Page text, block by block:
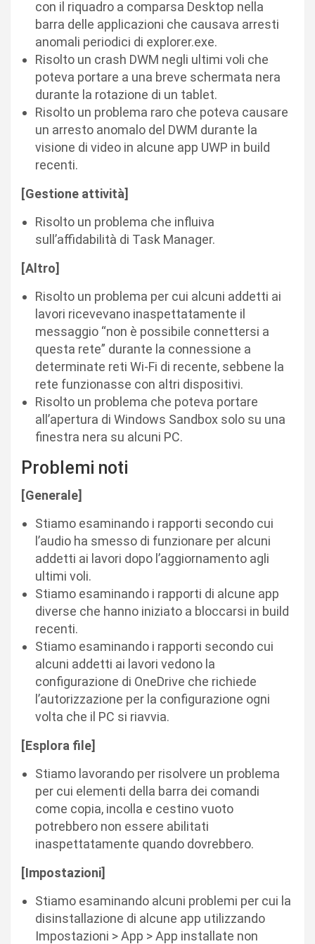
con il riquadro a comparsa Desktop nella
barra delle applicazioni che causava arresti
anomali periodici di explorer.exe.
Risolto un crash DWM negli ultimi voli che
poteva portare a una breve schermata nera
durante la rotazione di un tablet.
Risolto un problema raro che poteva causare
un arresto anomalo del DWM durante la
visione di video in alcune app UWP in build
recenti.
[Gestione attività]
Risolto un problema che influiva
sull’affidabilità di Task Manager.
[Altro]
Risolto un problema per cui alcuni addetti ai
lavori ricevevano inaspettatamente il
messaggio “non è possibile connettersi a
questa rete” durante la connessione a
determinate reti Wi-Fi di recente, sebbene la
rete funzionasse con altri dispositivi.
Risolto un problema che poteva portare
all’apertura di Windows Sandbox solo su una
finestra nera su alcuni PC.
Problemi noti
[Generale]
Stiamo esaminando i rapporti secondo cui
l’audio ha smesso di funzionare per alcuni
addetti ai lavori dopo l’aggiornamento agli
ultimi voli.
Stiamo esaminando i rapporti di alcune app
diverse che hanno iniziato a bloccarsi in build
recenti.
Stiamo esaminando i rapporti secondo cui
alcuni addetti ai lavori vedono la
configurazione di OneDrive che richiede
l’autorizzazione per la configurazione ogni
volta che il PC si riavvia.
[Esplora file]
Stiamo lavorando per risolvere un problema
per cui elementi della barra dei comandi
come copia, incolla e cestino vuoto
potrebbero non essere abilitati
inaspettatamente quando dovrebbero.
[Impostazioni]
Stiamo esaminando alcuni problemi per cui la
disinstallazione di alcune app utilizzando
Impostazioni > App > App installate non